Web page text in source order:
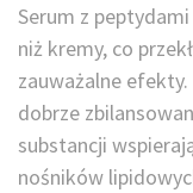
Serum z
niż kremy, co
zauważalne
dobrze
substancji
nośników